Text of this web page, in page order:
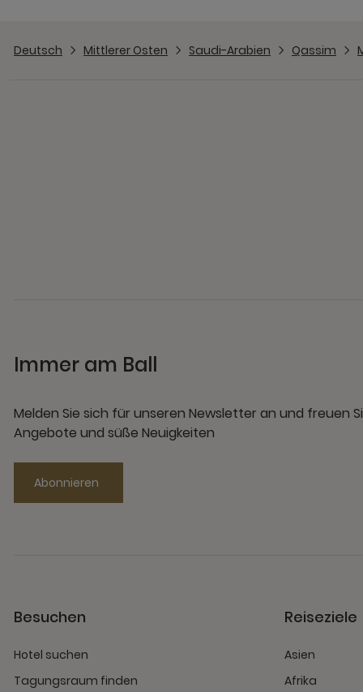
Deutsch Mittlerer Osten Saudi-Arabien Qassim
Immer am Ball
Melden Sie sich für unseren Newsletter an und freuen
Angebote und süße Neuigkeiten
Abonnieren
Besuchen
Hotel suchen
Tagungsraum finden
Reiseziele
Asien
Afrika